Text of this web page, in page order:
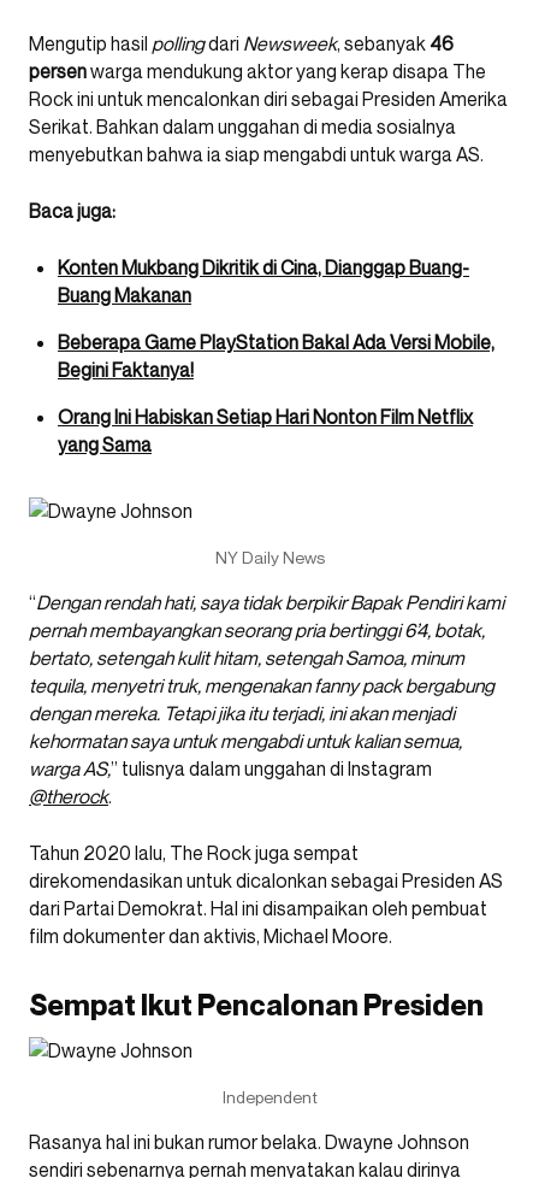
Mengutip hasil pollingdari Newsweek, sebanyak 46
persenwarga mendukung aktor yang kerap disapa The
Rock ini untuk mencalonkan diri sebagai Presiden Amerika
Serikat. Bahkan dalam unggahan di media sosialnya
menyebutkan bahwa ia siap mengabdi untuk warga AS.
Baca juga:
Konten Mukbang Dikritik di Cina, Dianggap Buang-
Buang Makanan
Beberapa Game PlayStation Bakal Ada Versi Mobile,
Begini Faktanya!
Orang Ini Habiskan Setiap Hari Nonton Film Netflix
yang Sama
NY Daily News
“Dengan rendah hati, saya tidak berpikir Bapak Pendiri kami
pernah membayangkan seorang pria bertinggi 6’4, botak,
bertato, setengah kulit hitam, setengah Samoa, minum
tequila, menyetri truk, mengenakan fanny pack bergabung
dengan mereka. Tetapi jika itu terjadi, ini akan menjadi
kehormatan saya untuk mengabdi untuk kalian semua,
warga AS,” tulisnya dalam unggahan di Instagram
@therock.
Tahun 2020 lalu, The Rock juga sempat
direkomendasikan untuk dicalonkan sebagai Presiden AS
dari Partai Demokrat. Hal ini disampaikan oleh pembuat
film dokumenter dan aktivis, Michael Moore.
Sempat Ikut Pencalonan Presiden
Independent
Rasanya hal ini bukan rumor belaka. Dwayne Johnson
sendiri sebenarnya pernah menyatakan kalau dirinya